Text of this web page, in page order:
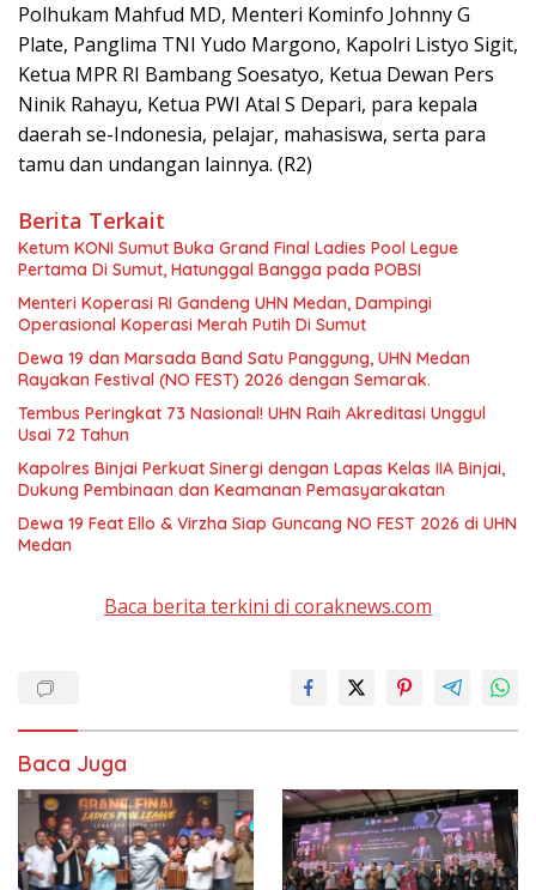
Polhukam Mahfud MD, Menteri Kominfo Johnny G
Plate, Panglima TNI Yudo Margono, Kapolri Listyo Sigit,
Ketua MPR RI Bambang Soesatyo, Ketua Dewan Pers
Ninik Rahayu, Ketua PWI Atal S Depari, para kepala
daerah se-Indonesia, pelajar, mahasiswa, serta para
tamu dan undangan lainnya. (R2)
Berita Terkait
Ketum KONI Sumut Buka Grand Final Ladies Pool Legue
Pertama Di Sumut, Hatunggal Bangga pada POBSI
Menteri Koperasi RI Gandeng UHN Medan, Dampingi
Operasional Koperasi Merah Putih Di Sumut
Dewa 19 dan Marsada Band Satu Panggung, UHN Medan
Rayakan Festival (NO FEST) 2026 dengan Semarak.
Tembus Peringkat 73 Nasional! UHN Raih Akreditasi Unggul
Usai 72 Tahun
Kapolres Binjai Perkuat Sinergi dengan Lapas Kelas IIA Binjai,
Dukung Pembinaan dan Keamanan Pemasyarakatan
Dewa 19 Feat Ello & Virzha Siap Guncang NO FEST 2026 di UHN
Medan
Baca berita terkini di coraknews.com
Baca Juga